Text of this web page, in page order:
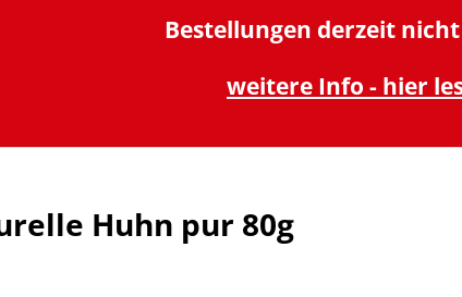
Bestellungen derzeit
weitere Info - hier
Huhn pur 80g